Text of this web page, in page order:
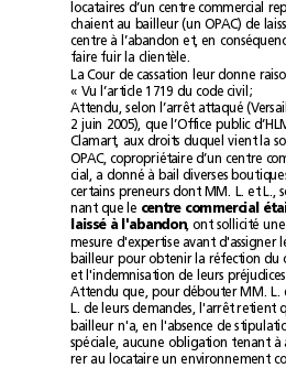
faire fuir la clientèle.
«Vu l’article1719 du code civil;
laissé à l'abandon
, ont sollicité une